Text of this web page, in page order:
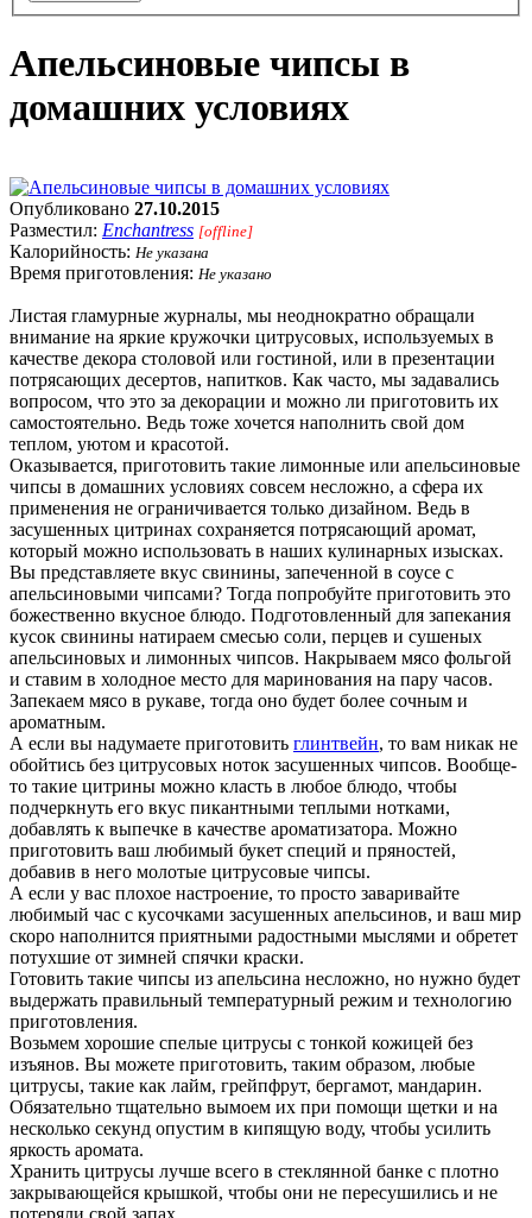
Апельсиновые чипсы в
домашних условиях
Опубликовано 27.10.2015
Разместил: Enchantress [offline]
Калорийность: Не указана
Время приготовления: Не указано
Листая гламурные журналы, мы неоднократно обращали
внимание на яркие кружочки цитрусовых, используемых в
качестве декора столовой или гостиной, или в презентации
потрясающих десертов, напитков. Как часто, мы задавались
вопросом, что это за декорации и можно ли приготовить их
самостоятельно. Ведь тоже хочется наполнить свой дом
теплом, уютом и красотой.
Оказывается, приготовить такие лимонные или апельсиновые
чипсы в домашних условиях совсем несложно, а сфера их
применения не ограничивается только дизайном. Ведь в
засушенных цитринах сохраняется потрясающий аромат,
который можно использовать в наших кулинарных изысках.
Вы представляете вкус свинины, запеченной в соусе с
апельсиновыми чипсами? Тогда попробуйте приготовить это
божественно вкусное блюдо. Подготовленный для запекания
кусок свинины натираем смесью соли, перцев и сушеных
апельсиновых и лимонных чипсов. Накрываем мясо фольгой
и ставим в холодное место для маринования на пару часов.
Запекаем мясо в рукаве, тогда оно будет более сочным и
ароматным.
А если вы надумаете приготовить глинтвейн, то вам никак не
обойтись без цитрусовых ноток засушенных чипсов. Вообще-
то такие цитрины можно класть в любое блюдо, чтобы
подчеркнуть его вкус пикантными теплыми нотками,
добавлять к выпечке в качестве ароматизатора. Можно
приготовить ваш любимый букет специй и пряностей,
добавив в него молотые цитрусовые чипсы.
А если у вас плохое настроение, то просто заваривайте
любимый час с кусочками засушенных апельсинов, и ваш мир
скоро наполнится приятными радостными мыслями и обретет
потухшие от зимней спячки краски.
Готовить такие чипсы из апельсина несложно, но нужно будет
выдержать правильный температурный режим и технологию
приготовления.
Возьмем хорошие спелые цитрусы с тонкой кожицей без
изъянов. Вы можете приготовить, таким образом, любые
цитрусы, такие как лайм, грейпфрут, бергамот, мандарин.
Обязательно тщательно вымоем их при помощи щетки и на
несколько секунд опустим в кипящую воду, чтобы усилить
яркость аромата.
Хранить цитрусы лучше всего в стеклянной банке с плотно
закрывающейся крышкой, чтобы они не пересушились и не
потеряли свой запах.